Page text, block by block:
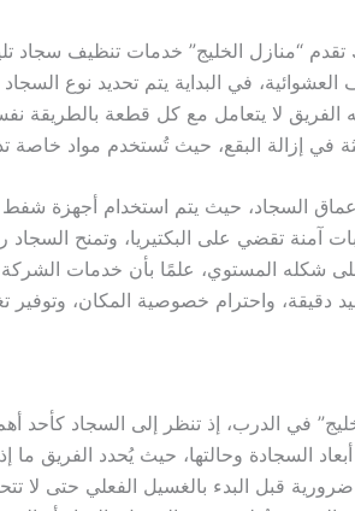
“منازل الخليج” خدمات تنظيف سجاد
في البداية يتم تحديد نوع
لا يتعامل مع كل قطعة بالطريقة
إزالة البقع، حيث تُستخدم مواد خاصة
السجاد، حيث يتم استخدام أجهزة
تقضي على البكتيريا، وتمنح السجاد
شكله المستوي، علمًا بأن خدمات
واحترام خصوصية المكان، وتوفير
في الدرب، إذ تنظر إلى السجاد كأحد
أبعاد السجادة وحالتها، حيث يُحدد
قبل البدء بالغسيل الفعلي حتى لا